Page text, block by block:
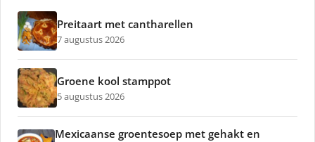
Preitaart met cantharellen
7 augustus 2026
Groene kool stamppot
5 augustus 2026
Mexicaanse groentesoep met gehakt en